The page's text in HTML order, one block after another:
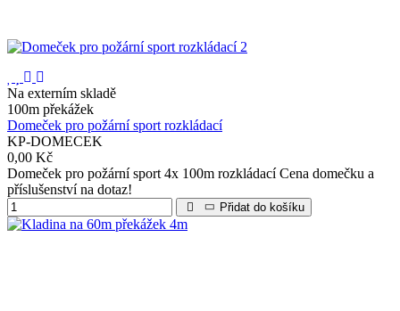
Na externím skladě
100m překážek
Domeček pro požární sport rozkládací
KP-DOMECEK
0,00 Kč
Domeček pro požární sport 4x 100m rozkládací Cena domečku a
příslušenství na dotaz!
Přidat do košíku